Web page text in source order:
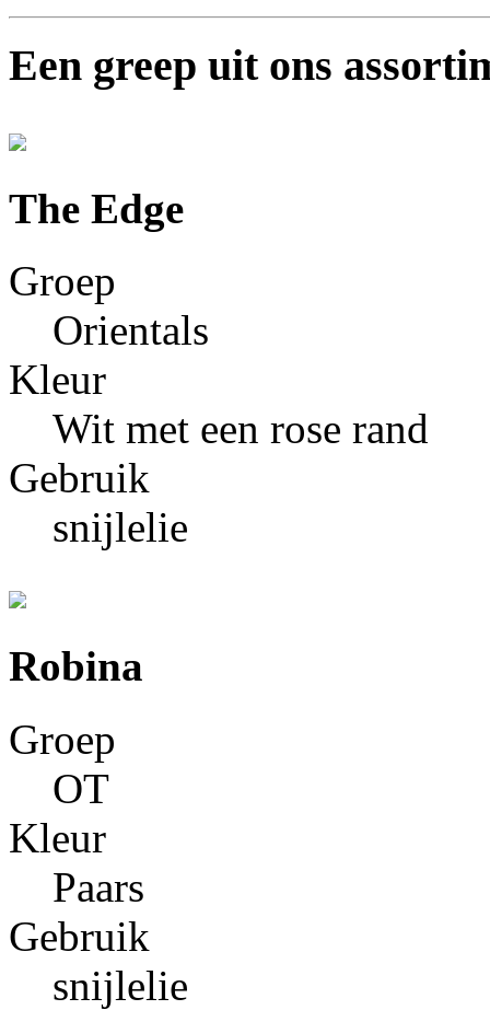
Een greep uit ons
The Edge
Groep
Orientals
Kleur
Wit met een rose rand
Gebruik
snijlelie
Robina
Groep
OT
Kleur
Paars
Gebruik
snijlelie